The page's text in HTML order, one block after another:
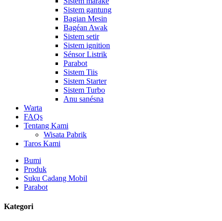
Sistem gantung
Bagian Mesin
Bagéan Awak
Sistem setir
Sistem ignition
Sénsor Listrik
Parabot
Sistem Tiis
Sistem Starter
Sistem Turbo
Anu sanésna
Warta
FAQs
Tentang Kami
Wisata Pabrik
Taros Kami
Bumi
Produk
Suku Cadang Mobil
Parabot
Kategori